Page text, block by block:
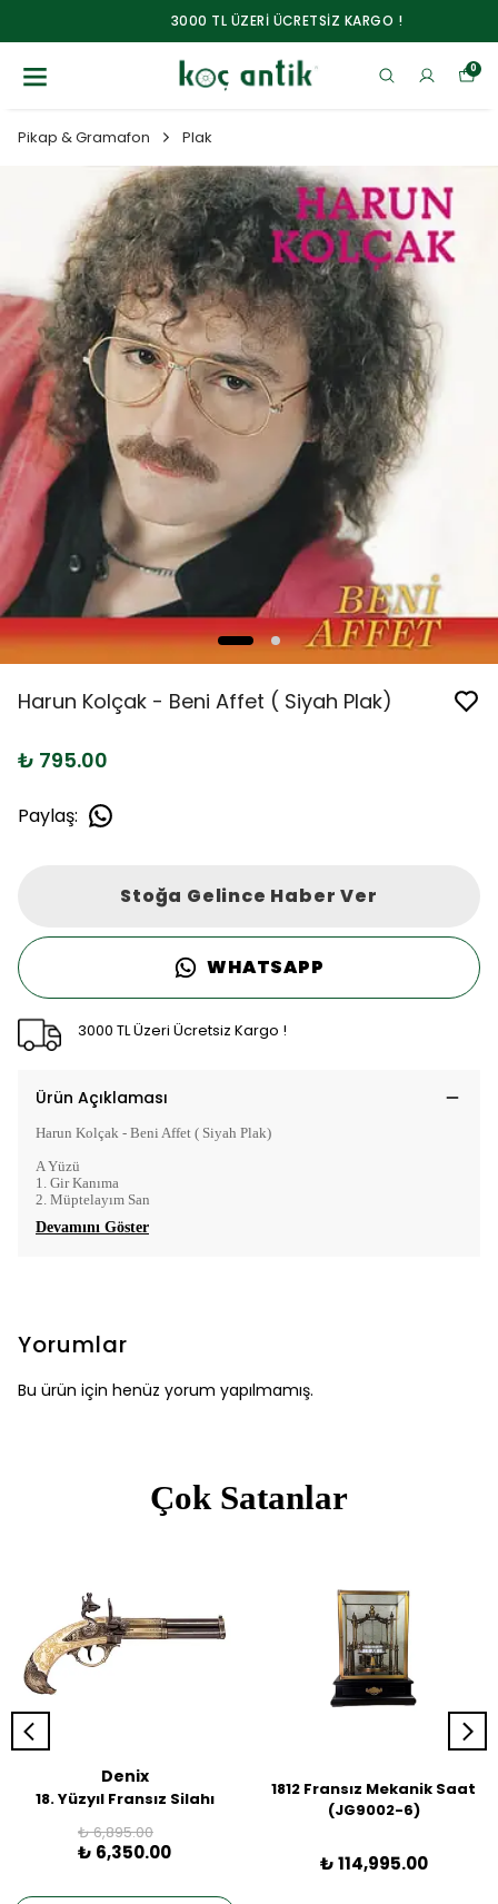
3000 TL ÜZERİ ÜCRETSİZ KARGO !
0
Pikap & Gramafon Plak
Harun Kolçak - Beni Affet ( Siyah Plak)
₺ 795.00
Paylaş:
Stoğa Gelince Haber Ver
WHATSAPP
3000 TL Üzeri Ücretsiz Kargo !
Ürün Açıklaması
Harun Kolçak - Beni Affet ( Siyah Plak)
A Yüzü
1. Gir Kanıma
2. Müptelayım San
Devamını Göster
Yorumlar
Bu ürün için henüz yorum yapılmamış.
Çok Satanlar
Denix
18. Yüzyıl Fransız Silahı
₺ 6,895.00
₺ 6,350.00
1812 Fransız Mekanik Saat
(JG9002-6)
₺ 114,995.00